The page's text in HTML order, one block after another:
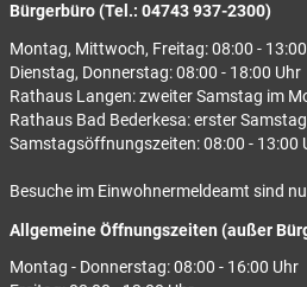
Bürgerbüro (Tel.: 04743 937-2300)
Montag, Mittwoch, Freitag: 08:00 -
Dienstag, Donnerstag: 08:00 - 18:00 Uhr
Rathaus Langen: zweiter Samstag im
Rathaus Bad Bederkesa: erster
Samstagsöffnungszeiten: 08:00 - 13:00
Besuche im Einwohnermeldeamt sind
Allgemeine Öffnungszeiten (außer
Montag - Donnerstag: 08:00 - 16:00 Uhr